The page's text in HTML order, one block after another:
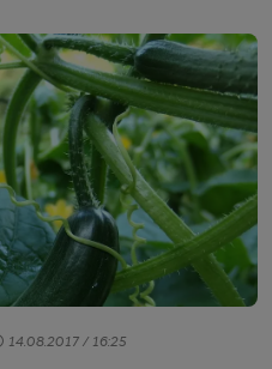
14.08.2017 / 16:25